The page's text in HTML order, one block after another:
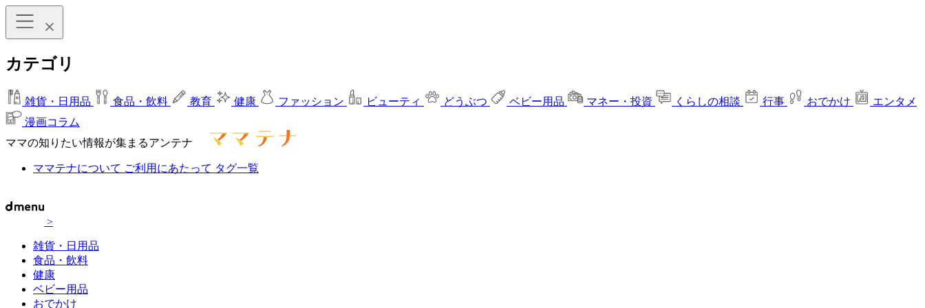
カテゴリ
雑貨・日用品 食品・飲料 教育 健康 ファッション ビューティ どうぶつ ベビー用品 マネー・投資 くらしの相談 行事 おでかけ
エンタメ
漫画コラム
ママの知りたい情報が集まるアンテナ
ママテナについて ご利用にあたって タグ一覧
>
雑貨・日用品
食品・飲料
健康
ベビー用品
おでかけ